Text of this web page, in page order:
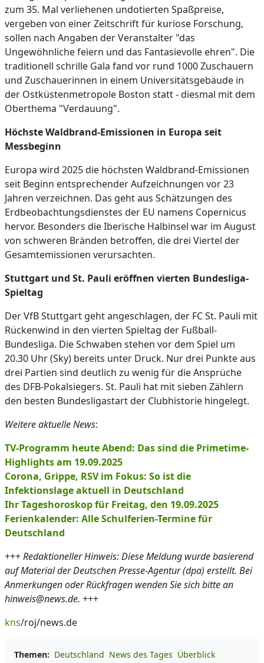
zum 35. Mal verliehenen undotierten Spaßpreise,
vergeben von einer Zeitschrift für kuriose Forschung,
sollen nach Angaben der Veranstalter "das
Ungewöhnliche feiern und das Fantasievolle ehren". Die
traditionell schrille Gala fand vor rund 1000 Zuschauern
und Zuschauerinnen in einem Universitätsgebäude in
der Ostküstenmetropole Boston statt - diesmal mit dem
Oberthema "Verdauung".
Höchste Waldbrand-Emissionen in Europa seit
Messbeginn
Europa wird 2025 die höchsten Waldbrand-Emissionen
seit Beginn entsprechender Aufzeichnungen vor 23
Jahren verzeichnen. Das geht aus Schätzungen des
Erdbeobachtungsdienstes der EU namens Copernicus
hervor. Besonders die Iberische Halbinsel war im August
von schweren Bränden betroffen, die drei Viertel der
Gesamtemissionen verursachten.
Stuttgart und St. Pauli eröffnen vierten Bundesliga-
Spieltag
Der VfB Stuttgart geht angeschlagen, der FC St. Pauli mit
Rückenwind in den vierten Spieltag der Fußball-
Bundesliga. Die Schwaben stehen vor dem Spiel um
20.30 Uhr (Sky) bereits unter Druck. Nur drei Punkte aus
drei Partien sind deutlich zu wenig für die Ansprüche
des DFB-Pokalsiegers. St. Pauli hat mit sieben Zählern
den besten Bundesligastart der Clubhistorie hingelegt.
Weitere aktuelle News:
TV-Programm heute Abend: Das sind die Primetime-
Highlights am 19.09.2025
Corona, Grippe, RSV im Fokus: So ist die
Infektionslage aktuell in Deutschland
Ihr Tageshoroskop für Freitag, den 19.09.2025
Ferienkalender: Alle Schulferien-Termine für
Deutschland
+++Redaktioneller Hinweis: Diese Meldung wurde basierend
auf Material der Deutschen Presse-Agentur (dpa) erstellt. Bei
Anmerkungen oder Rückfragen wenden Sie sich bitte an
hinweis@news.de. +++
kns/roj/news.de
Themen: Deutschland News des Tages Überblick